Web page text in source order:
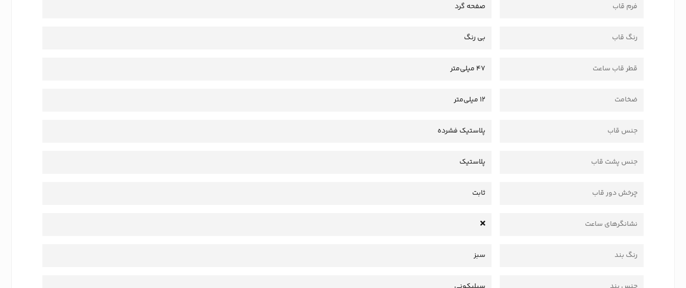
فرم قاب صفحه گرد
رنگ قاب بی رنگ
قطر قاب ساعت 47 میلی‌متر
ضخامت 12 میلی‌متر
جنس قاب پلاستیک فشرده
جنس پشت قاب پلاستیک
چرخش دور قاب ثابت
نشانگرهای ساعت
رنگ بند سبز